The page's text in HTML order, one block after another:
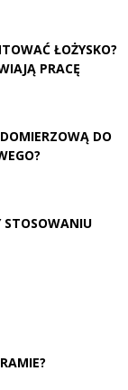
ŁOŻYSKO?
PRACĘ
DO
STOSOWANIU